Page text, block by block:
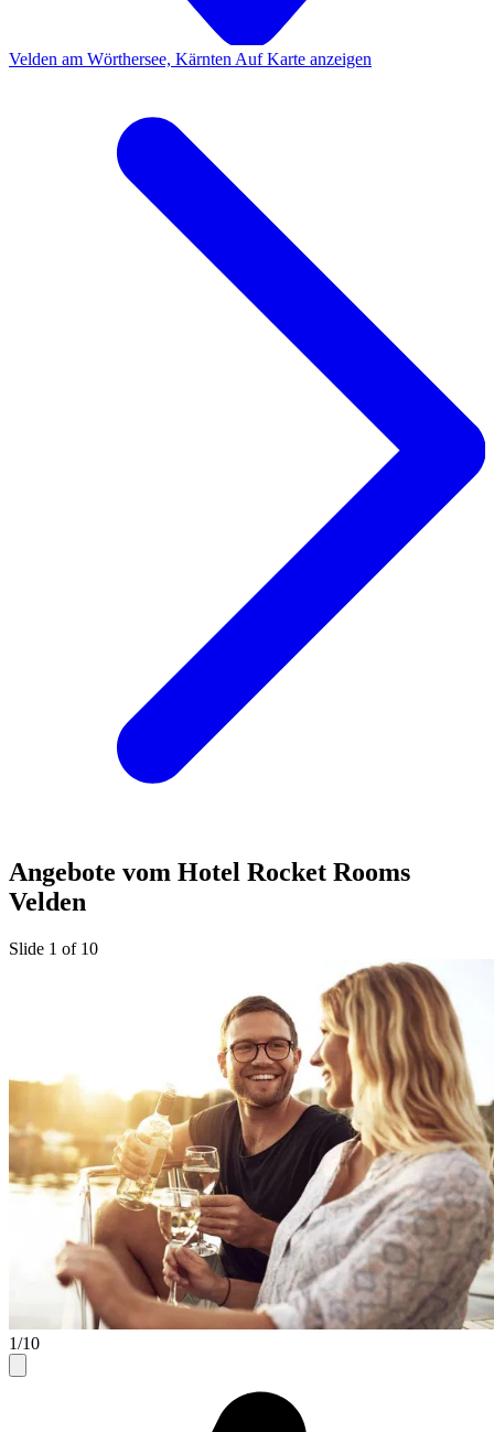
Velden am Wörthersee, Kärnten Auf Karte anzeigen
Angebote vom Hotel Rocket Rooms
Velden
Slide 1 of 10
1/10